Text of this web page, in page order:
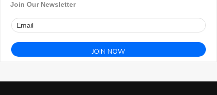
Join Our Newsletter